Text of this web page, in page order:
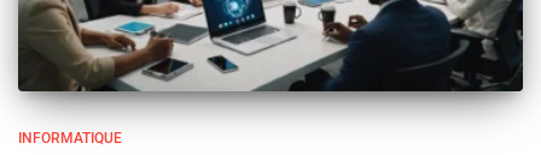
INFORMATIQUE